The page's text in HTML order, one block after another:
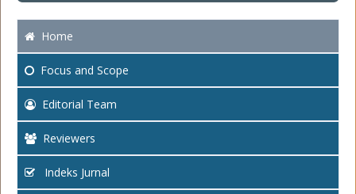
Home
Focus and Scope
Editorial Team
Reviewers
Indeks Jurnal